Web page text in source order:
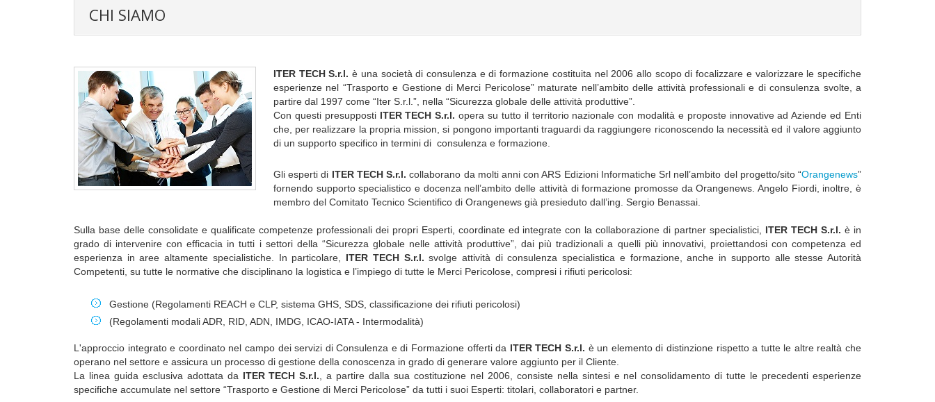
CHI SIAMO
ITER TECH S.r.l. è una società di consulenza e di formazione costituita nel 2006 allo scopo di focalizzare e valorizzare le specifiche
esperienze nel “Trasporto e Gestione di Merci Pericolose” maturate nell’ambito delle attività professionali e di consulenza svolte, a
partire dal 1997 come “Iter S.r.l.”, nella “Sicurezza globale delle attività produttive”.
Con questi presupposti ITER TECH S.r.l. opera su tutto il territorio nazionale con modalità e proposte innovative ad Aziende ed Enti
che, per realizzare la propria mission, si pongono importanti traguardi da raggiungere riconoscendo la necessità ed il valore aggiunto
di un supporto specifico in termini di consulenza e formazione.
Gli esperti di ITER TECH S.r.l. collaborano da molti anni con ARS Edizioni Informatiche Srl nell’ambito del progetto/sito “Orangenews”
fornendo supporto specialistico e docenza nell’ambito delle attività di formazione promosse da Orangenews. Angelo Fiordi, inoltre, è
membro del Comitato Tecnico Scientifico di Orangenews già presieduto dall’ing. Sergio Benassai.
Sulla base delle consolidate e qualificate competenze professionali dei propri Esperti, coordinate ed integrate con la collaborazione di partner specialistici, ITER TECH S.r.l. è in
grado di intervenire con efficacia in tutti i settori della “Sicurezza globale nelle attività produttive”, dai più tradizionali a quelli più innovativi, proiettandosi con competenza ed
esperienza in aree altamente specialistiche. In particolare, ITER TECH S.r.l. svolge attività di consulenza specialistica e formazione, anche in supporto alle stesse Autorità
Competenti, su tutte le normative che disciplinano la logistica e l’impiego di tutte le Merci Pericolose, compresi i rifiuti pericolosi:
Gestione (Regolamenti REACH e CLP, sistema GHS, SDS, classificazione dei rifiuti pericolosi)
(Regolamenti modali ADR, RID, ADN, IMDG, ICAO-IATA - Intermodalità)
L'approccio integrato e coordinato nel campo dei servizi di Consulenza e di Formazione offerti da ITER TECH S.r.l. è un elemento di distinzione rispetto a tutte le altre realtà che
operano nel settore e assicura un processo di gestione della conoscenza in grado di generare valore aggiunto per il Cliente.
La linea guida esclusiva adottata da ITER TECH S.r.l. , a partire dalla sua costituzione nel 2006, consiste nella sintesi e nel consolidamento di tutte le precedenti esperienze
specifiche accumulate nel settore “Trasporto e Gestione di Merci Pericolose” da tutti i suoi Esperti: titolari, collaboratori e partner.